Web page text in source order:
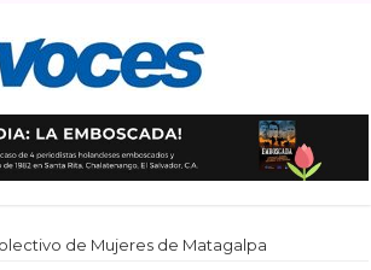
de Mujeres de Matagalpa